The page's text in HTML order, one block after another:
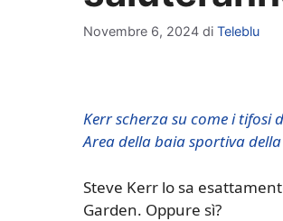
Novembre 6, 2024 di Teleblu
Kerr scherza su come i tifosi
Area della baia sportiva della
Steve Kerr lo sa
Garden. Oppure sì?